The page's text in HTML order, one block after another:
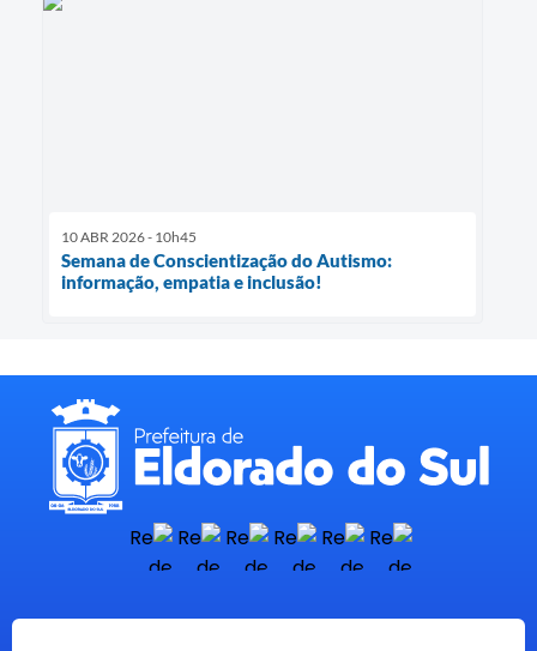
10 ABR 2026 - 10h45
Semana de Conscientização do Autismo:
informação, empatia e inclusão!